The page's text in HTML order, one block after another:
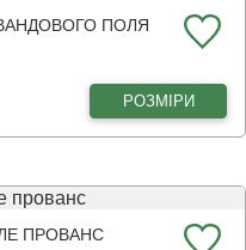
ПОЛЯ
РОЗМІРИ
ПРОВАНС